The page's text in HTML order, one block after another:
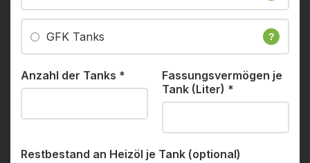
GFK Tanks ?
Anzahl der Tanks *
Fassungsvermögen je
Tank (Liter) *
Restbestand an Heizöl je Tank (optional)